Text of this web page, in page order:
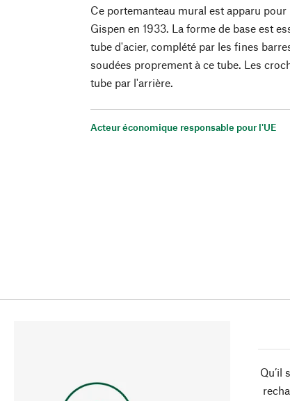
Ce portemanteau mural est apparu
Gispen en 1933. La forme de base est
tube d'acier, complété par les fines
soudées proprement à ce tube. Les
tube par l'arrière.
Acteur économique responsable pour l'UE
Qu’il